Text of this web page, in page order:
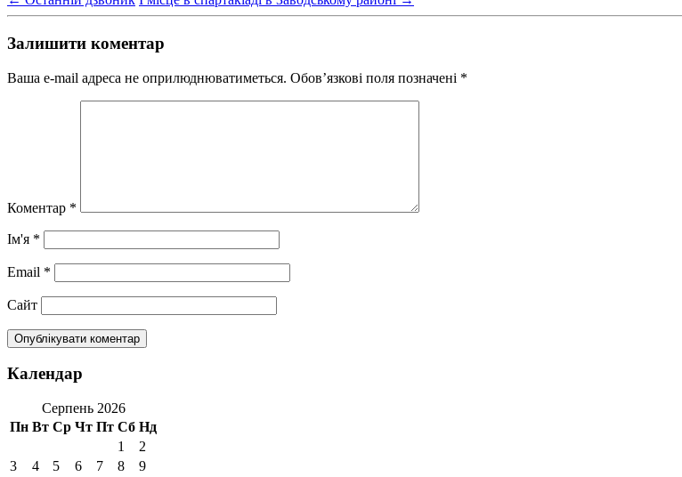
Залишити коментар
Ваша e-mail адреса не оприлюднюватиметься. Обов’язкові поля позначені *
Коментар *
Ім'я *
Email *
Сайт
Календар
Серпень 2026
Пн Вт Ср Чт Пт Сб Нд
1
2
3
4 5 6 7 8
9